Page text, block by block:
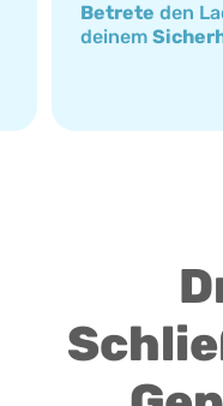
Betrete den
deinem